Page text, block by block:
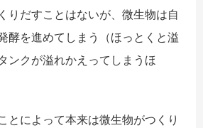
りだすことはないが、微生物は自
酵を進めてしまう（ほっとくと溢
ンクが溢れかえってしまうほ
とによって本来は微生物がつくり